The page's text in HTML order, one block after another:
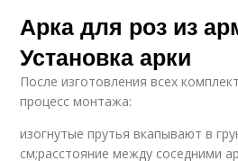
Арка для роз из
Установка арки
После изготовления всех
процесс монтажа:
изогнутые прутья вкапывают в
см;расстояние между соседними